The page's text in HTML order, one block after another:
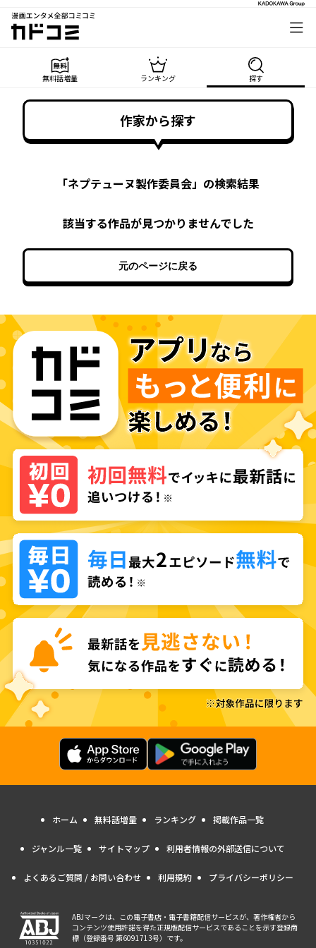
漫画エンタメ全部コミコミ
カドコミ
無料話増量 ランキング 探す
作家から探す
「ネプテューヌ製作委員会」の検索結果
該当する作品が見つかりませんでした
元のページに戻る
ホーム 無料話増量 ランキング 掲載作品一覧
ジャンル一覧 サイトマップ 利用者情報の外部送信について
よくあるご質問 / お問い合わせ 利用規約 プライバシーポリシー
ABJマークは、この電子書店・電子書籍配信サービスが、著作権者から
コンテンツ使用許諾を得た正規版配信サービスであることを示す登録商
標（登録番号 第6091713号）です。